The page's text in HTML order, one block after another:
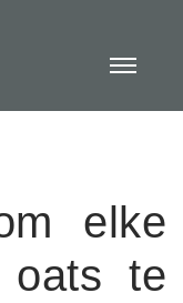
elke
oats te